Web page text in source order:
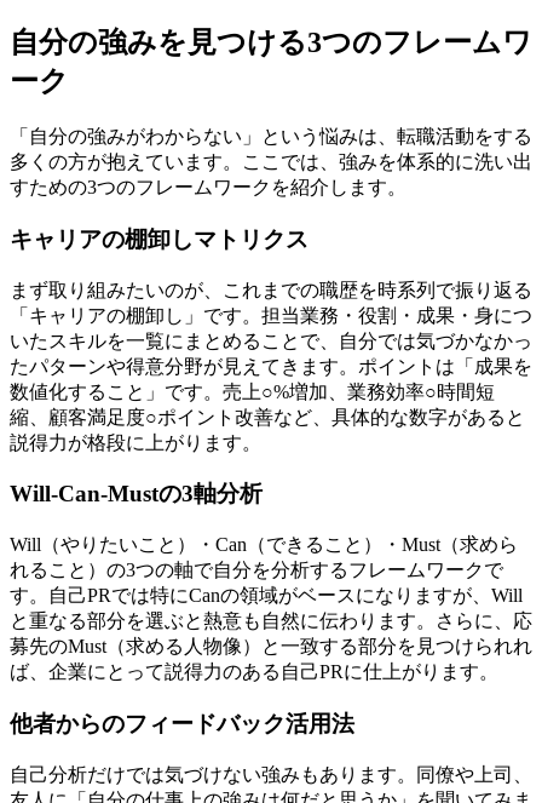
自分の強みを見つける3つのフレームワ
ーク
「自分の強みがわからない」という悩みは、転職活動をする
多くの方が抱えています。ここでは、強みを体系的に洗い出
すための3つのフレームワークを紹介します。
キャリアの棚卸しマトリクス
まず取り組みたいのが、これまでの職歴を時系列で振り返る
「キャリアの棚卸し」です。担当業務・役割・成果・身につ
いたスキルを一覧にまとめることで、自分では気づかなかっ
たパターンや得意分野が見えてきます。ポイントは「成果を
数値化すること」です。売上○%増加、業務効率○時間短
縮、顧客満足度○ポイント改善など、具体的な数字があると
説得力が格段に上がります。
Will-Can-Mustの3軸分析
Will（やりたいこと）・Can（できること）・Must（求めら
れること）の3つの軸で自分を分析するフレームワークで
す。自己PRでは特にCanの領域がベースになりますが、Will
と重なる部分を選ぶと熱意も自然に伝わります。さらに、応
募先のMust（求める人物像）と一致する部分を見つけられれ
ば、企業にとって説得力のある自己PRに仕上がります。
他者からのフィードバック活用法
自己分析だけでは気づけない強みもあります。同僚や上司、